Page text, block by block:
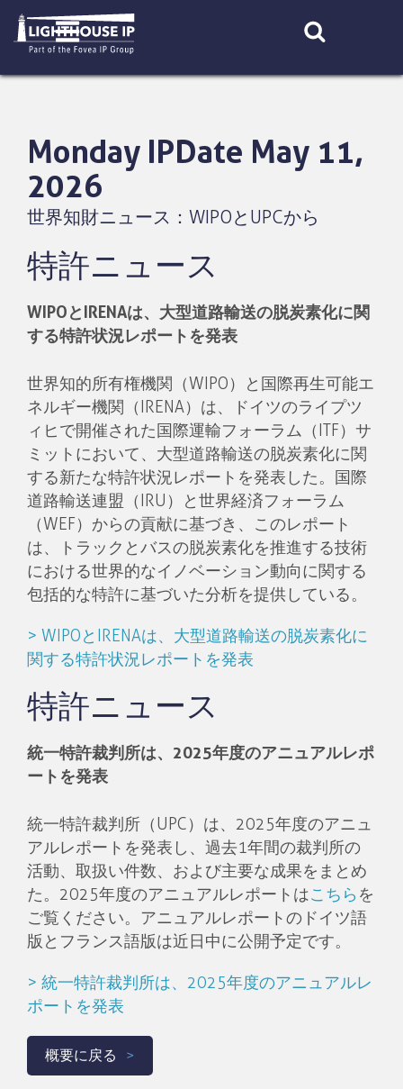
content
Monday IPDate May 11,
2026
世界知財ニュース：WIPOとUPCから
特許ニュース
WIPOとIRENAは、大型道路輸送の脱炭素化に関
する特許状況レポートを発表
世界知的所有権機関（WIPO）と国際再生可能エ
ネルギー機関（IRENA）は、ドイツのライプツ
ィヒで開催された国際運輸フォーラム（ITF）サ
ミットにおいて、大型道路輸送の脱炭素化に関
する新たな特許状況レポートを発表した。国際
道路輸送連盟（IRU）と世界経済フォーラム
（WEF）からの貢献に基づき、このレポート
は、トラックとバスの脱炭素化を推進する技術
における世界的なイノベーション動向に関する
包括的な特許に基づいた分析を提供している。
> WIPOとIRENAは、大型道路輸送の脱炭素化に
関する特許状況レポートを発表
特許ニュース
統一特許裁判所は、2025年度のアニュアルレポ
ートを発表
統一特許裁判所（UPC）は、2025年度のアニュ
アルレポートを発表し、過去1年間の裁判所の
活動、取扱い件数、および主要な成果をまとめ
た。2025年度のアニュアルレポートはこちら を
ご覧ください。アニュアルレポートのドイツ語
版とフランス語版は近日中に公開予定です。
> 統一特許裁判所は、2025年度のアニュアルレ
ポートを発表
概要に戻る